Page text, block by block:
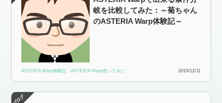
岐を比較してみた：～菊ちゃん
のASTERIA Warp体験記～
ASTERIA Warp体験記 ASTERIA Warp使ってみた 2019/12/11